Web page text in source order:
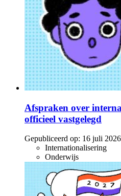
Afspraken over
officieel vastgelegd
Gepubliceerd op: 16 juli 2026
Internationalisering
Onderwijs